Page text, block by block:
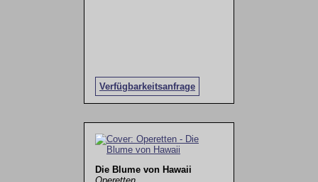
Verfügbarkeitsanfrage
Die Blume von Hawaii